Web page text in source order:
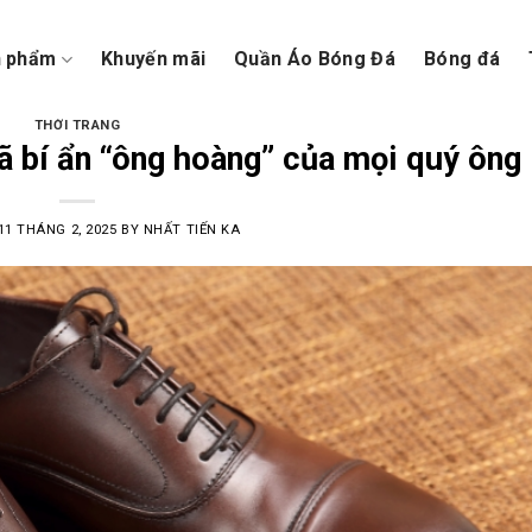
phẩm Khuyến mãi Quần Áo Bóng Đá Bóng đá
THỜI TRANG
ẩn “ông hoàng” của mọi quý ông
THÁNG 2, 2025 BY NHẤT TIẾN KA